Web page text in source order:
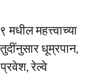
महत्त्वाच्या
धूम्रपान,
रेल्वे